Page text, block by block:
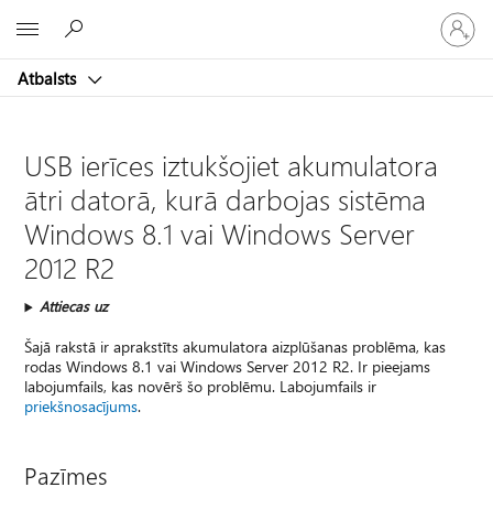
Atbalsts
savā
kontā
USB ierīces iztukšojiet akumulatora
ātri datorā, kurā darbojas sistēma
Windows 8.1 vai Windows Server
2012 R2
Attiecas uz
Šajā rakstā ir aprakstīts akumulatora aizplūšanas problēma, kas
rodas Windows 8.1 vai Windows Server 2012 R2. Ir pieejams
labojumfails, kas novērš šo problēmu. Labojumfails ir
priekšnosacījums.
Pazīmes